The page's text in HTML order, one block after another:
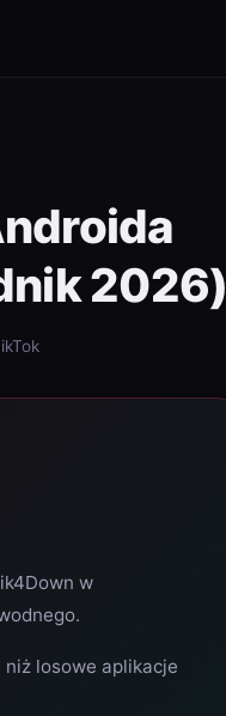
2026)
w
losowe aplikacje